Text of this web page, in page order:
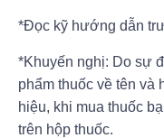
*Đọc kỹ hướng dẫn
*Khuyến nghị: Do sự
phẩm thuốc về tên và
hiệu, khi mua thuốc
trên hộp thuốc.